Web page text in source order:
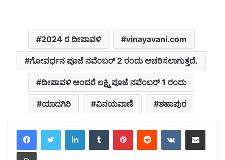
2024 ರ ದೀಪಾವಳಿ vinayavani.com
ಗೋವರ್ಧನ ಪೂಜೆ ನವೆಂಬರ್ 2 ರಂದು ಆಚರಿಸಲಾಗುತ್ತದೆ.
ದೀಪಾವಳಿ ಅಂದರೆ ಲಕ್ಷ್ಮಿ ಪೂಜೆ ನವೆಂಬರ್ 1 ರಂದು
ಯಾದಗಿರಿ ವಿನಯವಾಣಿ ಶಹಾಪುರ
LinkedInTumblr PinterestReddit VKontakteShare via Email
Print